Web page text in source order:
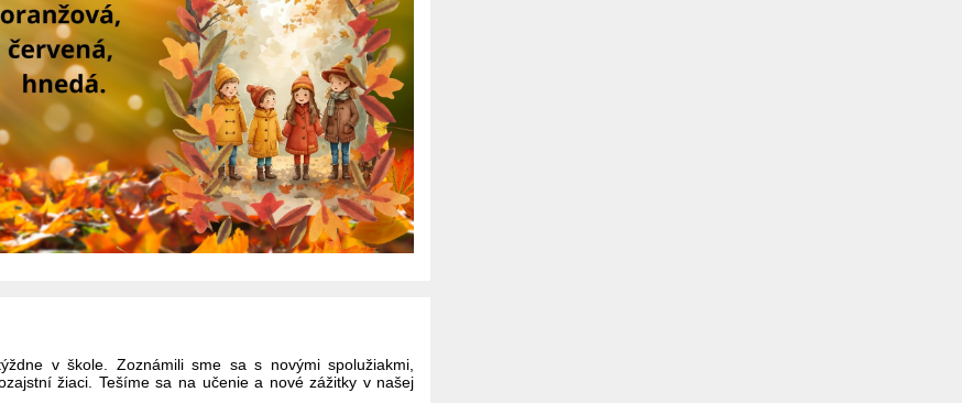
v škole. Zoznámili sme sa s novými spolužiakmi,
žiaci. Tešíme sa na učenie a nové zážitky v našej